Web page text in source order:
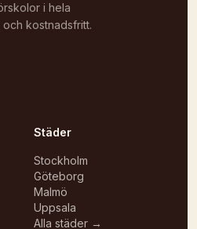
i hela
kostnadsfritt.
Städer
Stockholm
Göteborg
Malmö
Uppsala
Alla städer →